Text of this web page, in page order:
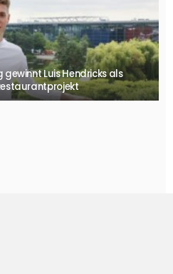
Luis Hendricks als